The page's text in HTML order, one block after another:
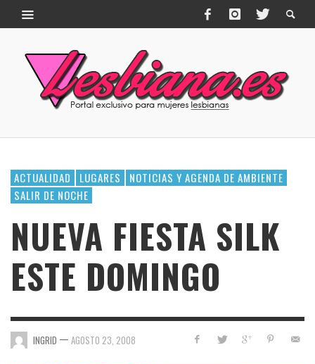
ACTUALIDAD LUGARES
NOTICIAS Y AGENDA DE AMBIENTE
SALIR DE NOCHE
NUEVA FIESTA SILK
ESTE DOMINGO
INGRID — AGOSTO 23, 2008